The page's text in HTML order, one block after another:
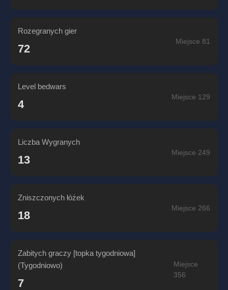
Rozegranych gier
72
Miejsce 81
Level bedwars
4
Miejsce 129
Liczba Wygranych
13
Miejsce 249
Zniszczonych łóżek
18
Miejsce 266
Zabitych graczy [topka tygodniowa]
(Tygodniowo)
7
Miejsce
356